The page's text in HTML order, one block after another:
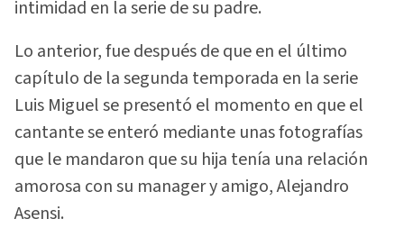
intimidad en la serie de su padre.
Lo anterior, fue después de que en el último
capítulo de la segunda temporada en la serie
Luis Miguel se presentó el momento en que el
cantante se enteró mediante unas fotografías
que le mandaron que su hija tenía una relación
amorosa con su manager y amigo, Alejandro
Asensi.